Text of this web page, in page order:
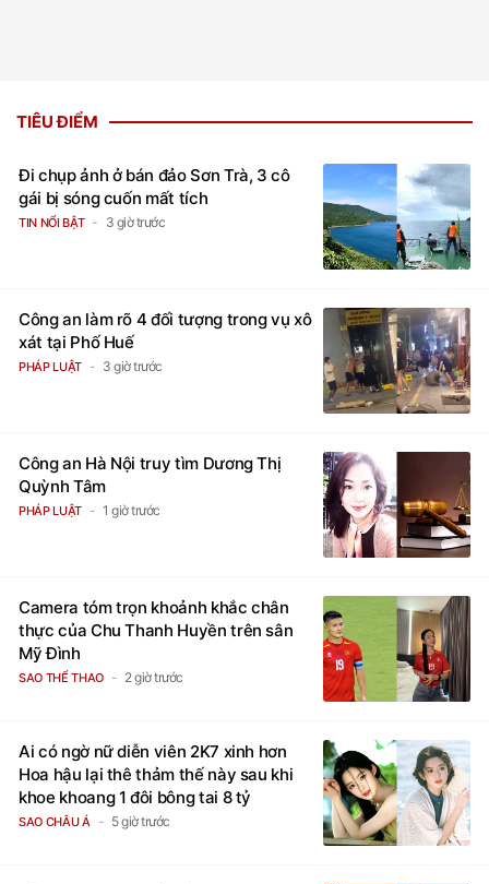
TIÊU ĐIỂM
Đi chụp ảnh ở bán đảo Sơn Trà, 3 cô
gái bị sóng cuốn mất tích
TIN NỔI BẬT 3 giờ trước
Công an làm rõ 4 đối tượng trong vụ xô
xát tại Phố Huế
PHÁP LUẬT 3 giờ trước
Công an Hà Nội truy tìm Dương Thị
Quỳnh Tâm
PHÁP LUẬT 1 giờ trước
Camera tóm trọn khoảnh khắc chân
thực của Chu Thanh Huyền trên sân
Mỹ Đình
SAO THỂ THAO 2 giờ trước
Ai có ngờ nữ diễn viên 2K7 xinh hơn
Hoa hậu lại thê thảm thế này sau khi
khoe khoang 1 đôi bông tai 8 tỷ
SAO CHÂU Á 5 giờ trước